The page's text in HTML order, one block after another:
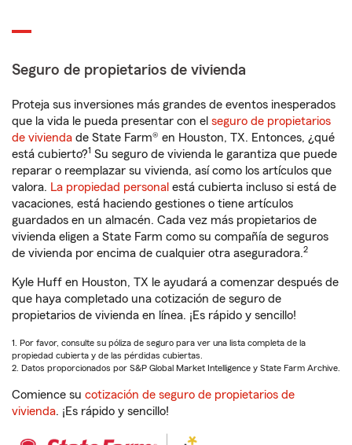
Seguro de propietarios de vivienda
Proteja sus inversiones más grandes de eventos inesperados
que la vida le pueda presentar con el seguro de propietarios
de vivienda de State Farm® en Houston, TX. Entonces, ¿qué
está cubierto?1 Su seguro de vivienda le garantiza que puede
reparar o reemplazar su vivienda, así como los artículos que
valora. La propiedad personal está cubierta incluso si está de
vacaciones, está haciendo gestiones o tiene artículos
guardados en un almacén. Cada vez más propietarios de
vivienda eligen a State Farm como su compañía de seguros
de vivienda por encima de cualquier otra aseguradora.2
Kyle Huff en Houston, TX le ayudará a comenzar después de
que haya completado una cotización de seguro de
propietarios de vivienda en línea. ¡Es rápido y sencillo!
1. Por favor, consulte su póliza de seguro para ver una lista completa de la
propiedad cubierta y de las pérdidas cubiertas.
2. Datos proporcionados por S&P Global Market Intelligence y State Farm Archive.
Comience su cotización de seguro de propietarios de
vivienda. ¡Es rápido y sencillo!